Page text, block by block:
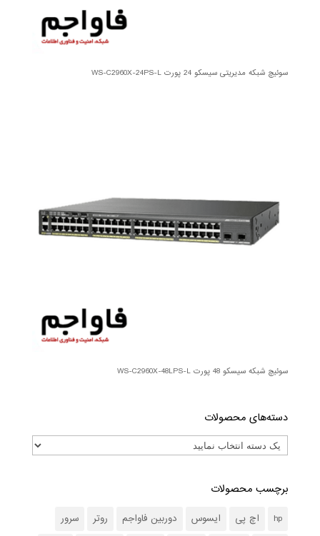
سوئیچ شبکه مدیریتی سیسکو 24 پورت WS-C2960X-24PS-L
سوئیچ شبکه سیسکو 48 پورت WS-C2960X-48LPS-L
دسته‌های محصولات
برچسب محصولات
hp اچ پی ایسوس دوربین فاواجم روتر
سرور